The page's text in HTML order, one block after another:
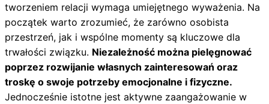
tworzeniem relacji wymaga umiejętnego wyważenia. Na
początek warto zrozumieć, że zarówno osobista
przestrzeń, jak i wspólne momenty są kluczowe dla
trwałości związku. Niezależność można pielęgnować
poprzez rozwijanie własnych zainteresowań oraz
troskę o swoje potrzeby emocjonalne i fizyczne.
Jednocześnie istotne jest aktywne zaangażowanie w